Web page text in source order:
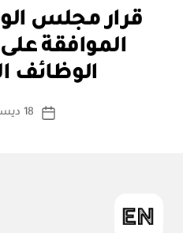
التصنيفات
الموافقة
الوظائف
تاريخ
18 ديسمبر 2024